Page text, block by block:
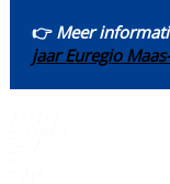
👉 Meer
jaar Euregio